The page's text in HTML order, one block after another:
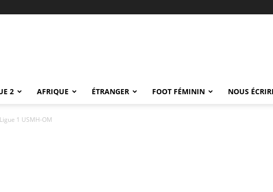
2 AFRIQUE ÉTRANGER FOOT FÉMININ NOUS
Ligue 1 USMH-OM